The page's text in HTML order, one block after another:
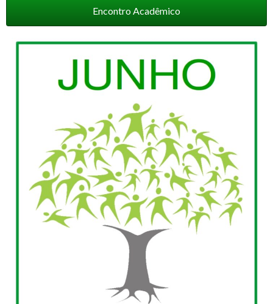
Encontro Acadêmico